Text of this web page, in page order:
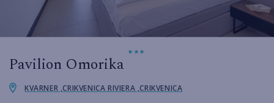
Pavilion Omorika
KVARNER ,CRIKVENICA RIVIERA ,CRIKVENICA